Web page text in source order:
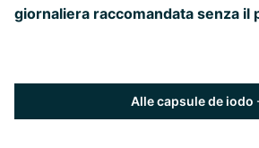
giornaliera raccomandata senza il
Alle capsule de iodo